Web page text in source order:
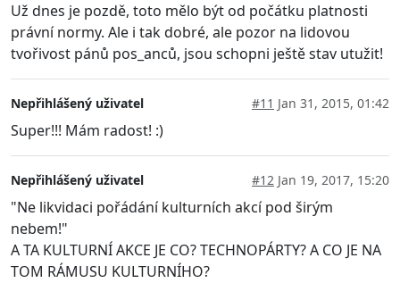
Už dnes je pozdě, toto mělo být od počátku platnosti
právní normy. Ale i tak dobré, ale pozor na lidovou
tvořivost pánů pos_anců, jsou schopni ještě stav utužit!
Nepřihlášený uživatel #11 Jan 31, 2015, 01:42
Super!!! Mám radost! :)
Nepřihlášený uživatel #12 Jan 19, 2017, 15:20
"Ne likvidaci pořádání kulturních akcí pod širým
nebem!"
A TA KULTURNÍ AKCE JE CO? TECHNOPÁRTY? A CO JE NA
TOM RÁMUSU KULTURNÍHO?